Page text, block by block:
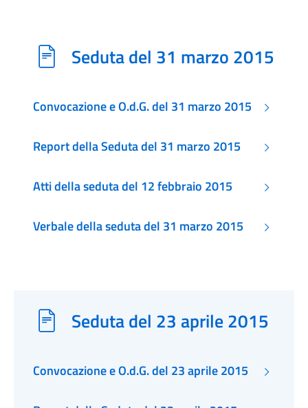
Seduta del 31 marzo 2015
Convocazione e O.d.G. del 31 marzo 2015
Report della Seduta del 31 marzo 2015
Atti della seduta del 12 febbraio 2015
Verbale della seduta del 31 marzo 2015
Seduta del 23 aprile 2015
Convocazione e O.d.G. del 23 aprile 2015